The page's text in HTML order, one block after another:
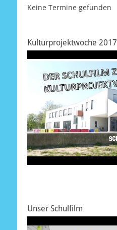
Keine Termine gefunden
Kulturprojektwoche 2017
Unser Schulfilm